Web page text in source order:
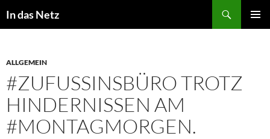
Inhalt
In das Netz
ALLGEMEIN
#ZUFUSSINSBÜRO TROTZ
HINDERNISSEN AM
#MONTAGMORGEN.